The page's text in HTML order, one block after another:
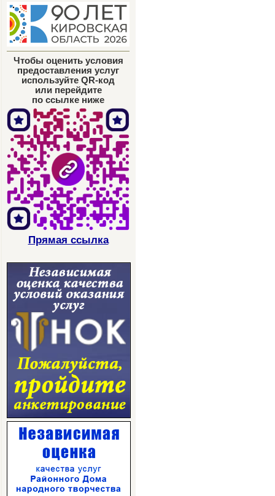
Чтобы оценить условия
предоставления услуг
используйте QR-код
или перейдите
по ссылке ниже
Прямая ссылка